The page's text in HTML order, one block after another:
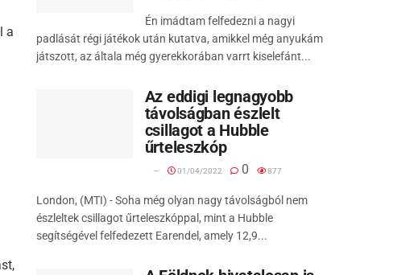
a
Én imádtam felfedezni a nagyi
padlását régi játékok után kutatva, amikkel még anyukám
játszott, az általa még gyerekkorában varrt kiselefánt...
Az eddigi legnagyobb
távolságban észlelt
csillagot a Hubble
űrteleszkóp
01/04/2022 0 877
London, (MTI) - Soha még olyan nagy távolságból nem
észleltek csillagot űrteleszkóppal, mint a Hubble
segítségével felfedezett Earendel, amely 12,9...